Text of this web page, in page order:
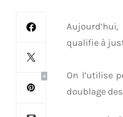
4
qualifie à
On l’utilise
doublage